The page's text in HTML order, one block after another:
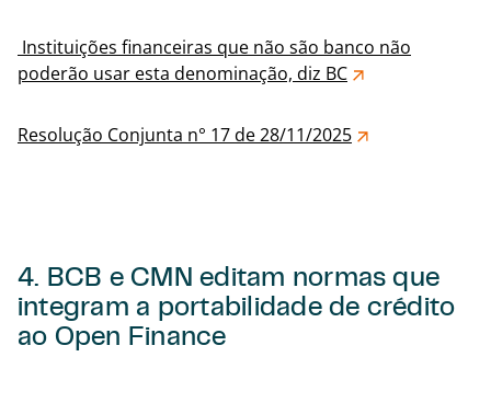
Instituições financeiras que não são banco não
poderão usar esta denominação, diz BC
Resolução Conjunta n° 17 de 28/11/2025
4. BCB e CMN editam normas que
integram a portabilidade de crédito
ao Open Finance